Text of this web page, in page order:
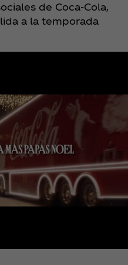
de Coca‑Cola,
a la temporada